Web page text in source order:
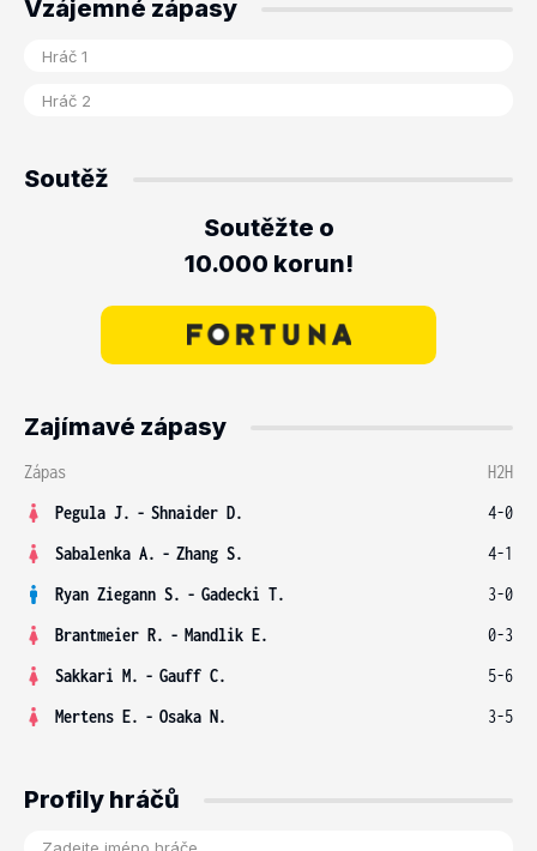
Vzájemné zápasy
Soutěž
Soutěžte o
10.000 korun!
Zajímavé zápasy
Zápas
H2H
Pegula J. - Shnaider D.
4-0
Sabalenka A. - Zhang S.
4-1
Ryan Ziegann S. - Gadecki T.
3-0
Brantmeier R. - Mandlik E.
0-3
Sakkari M. - Gauff C.
5-6
Mertens E. - Osaka N. 3-5
Profily hráčů